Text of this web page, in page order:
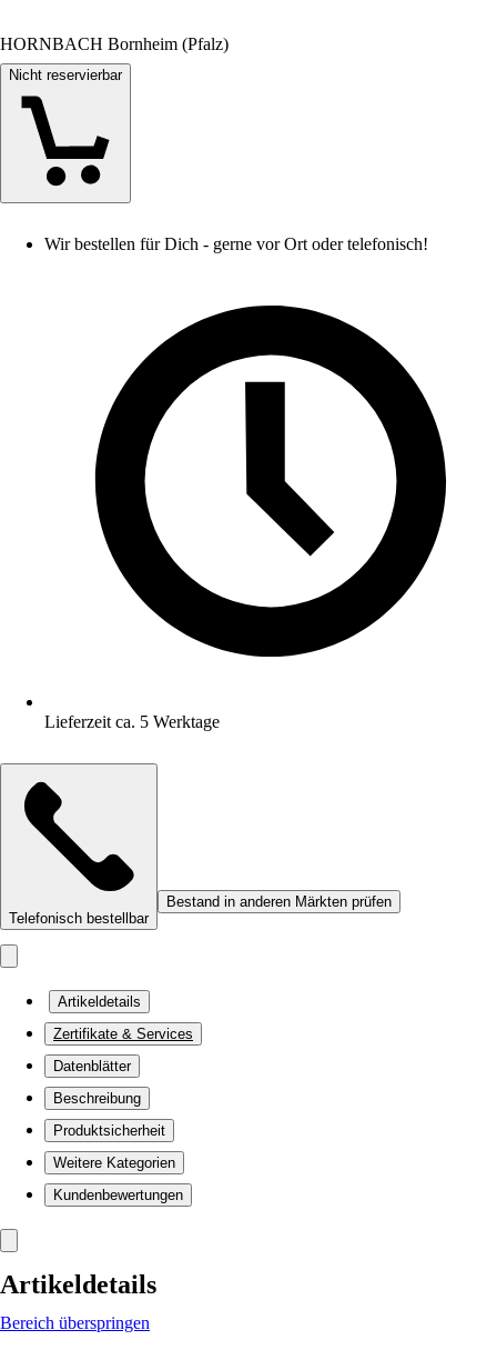
HORNBACH Bornheim (Pfalz)
Nicht reservierbar
Wir bestellen für Dich - gerne vor Ort oder telefonisch!
Lieferzeit ca. 5 Werktage
Telefonisch bestellbar
Bestand in anderen Märkten prüfen
Artikeldetails
Zertifikate & Services
Datenblätter
Beschreibung
Produktsicherheit
Weitere Kategorien
Kundenbewertungen
Artikeldetails
Bereich überspringen